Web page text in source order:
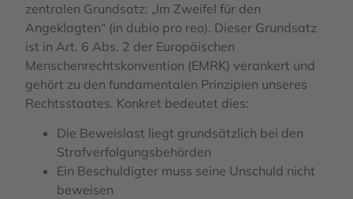
zentralen Grundsatz: „Im Zweifel für den
Angeklagten“ (in dubio pro reo). Dieser Grundsatz
ist in Art. 6 Abs. 2 der Europäischen
Menschenrechtskonvention (EMRK) verankert und
gehört zu den fundamentalen Prinzipien unseres
Rechtsstaates. Konkret bedeutet dies:
Die Beweislast liegt grundsätzlich bei den
Strafverfolgungsbehörden
Ein Beschuldigter muss seine Unschuld nicht
beweisen